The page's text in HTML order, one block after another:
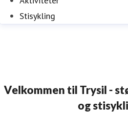
Stisykling
Velkommen til Trysil -
og